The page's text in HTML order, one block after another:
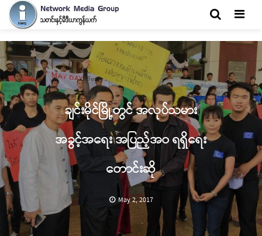
ချင်းမိုင်မြို့တွင် အလုပ်သမား
အခွင့်အရေး အပြည့်အဝ ရရှိရေး
တောင်းဆို
May 2, 2017